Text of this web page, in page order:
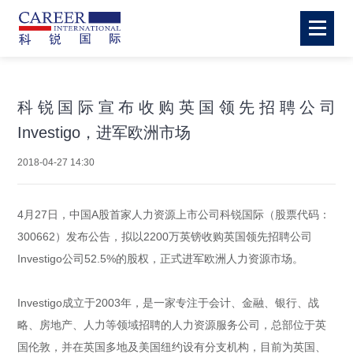
科锐国际宣布收购英国领先招聘公司
Investigo，进军欧洲市场
2018-04-27 14:30
4月27日，中国A股首家人力资源上市公司科锐国际（股票代码：
300662）发布公告，拟以2200万英镑收购英国领先招聘公司
Investigo公司52.5%的股权，正式进军欧洲人力资源市场。
Investigo成立于2003年，是一家专注于会计、金融、银行、战
略、房地产、人力等领域招聘的人力资源服务公司，总部位于英
国伦敦，并在英国多地及美国纽约设有分支机构，目前为英国、